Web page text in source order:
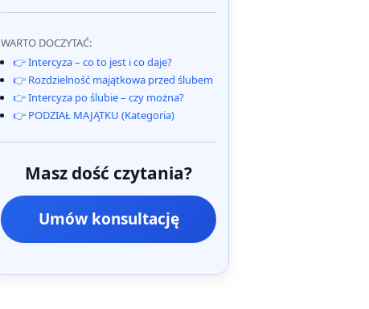
WARTO DOCZYTAĆ:
👉 Intercyza – co to jest i co daje?
👉 Rozdzielność majątkowa przed ślubem
👉 Intercyza po ślubie – czy można?
👉 PODZIAŁ MAJĄTKU (Kategoria)
Masz dość czytania?
Umów konsultację